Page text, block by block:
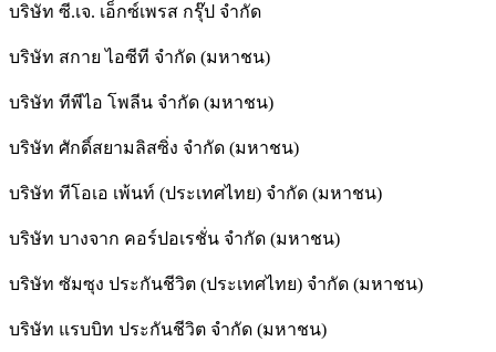
บริษัท ซี.เจ. เอ็กซ์เพรส กรุ๊ป จำกัด
บริษัท สกาย ไอซีที จำกัด (มหาชน)
บริษัท ทีพีไอ โพลีน จำกัด (มหาชน)
บริษัท ศักดิ์สยามลิสซิ่ง จำกัด (มหาชน)
บริษัท ทีโอเอ เพ้นท์ (ประเทศไทย) จำกัด (มหาชน)
บริษัท บางจาก คอร์ปอเรชั่น จำกัด (มหาชน)
บริษัท ซัมซุง ประกันชีวิต (ประเทศไทย) จำกัด (มหาชน)
บริษัท แรบบิท ประกันชีวิต จำกัด (มหาชน)